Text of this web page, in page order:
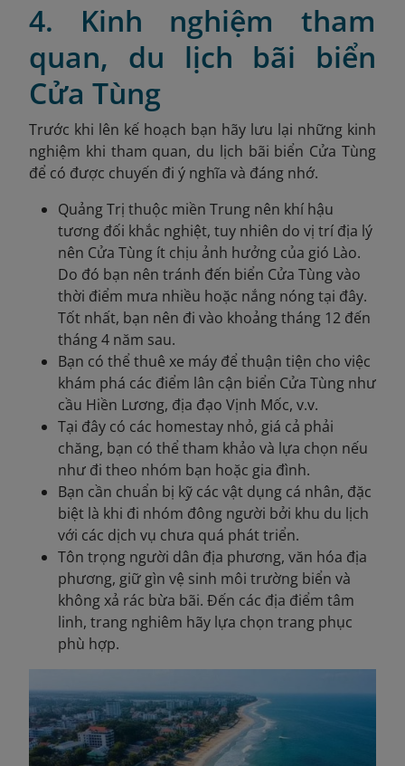
4. Kinh nghiệm tham
quan, du lịch bãi biển
Cửa Tùng
Trước khi lên kế hoạch bạn hãy lưu lại những kinh
nghiệm khi tham quan, du lịch bãi biển Cửa Tùng
để có được chuyến đi ý nghĩa và đáng nhớ.
Quảng Trị thuộc miền Trung nên khí hậu
tương đối khắc nghiệt, tuy nhiên do vị trí địa lý
nên Cửa Tùng ít chịu ảnh hưởng của gió Lào.
Do đó bạn nên tránh đến biển Cửa Tùng vào
thời điểm mưa nhiều hoặc nắng nóng tại đây.
Tốt nhất, bạn nên đi vào khoảng tháng 12 đến
tháng 4 năm sau.
Bạn có thể thuê xe máy để thuận tiện cho việc
khám phá các điểm lân cận biển Cửa Tùng như
cầu Hiền Lương, địa đạo Vịnh Mốc, v.v.
Tại đây có các homestay nhỏ, giá cả phải
chăng, bạn có thể tham khảo và lựa chọn nếu
như đi theo nhóm bạn hoặc gia đình.
Bạn cần chuẩn bị kỹ các vật dụng cá nhân, đặc
biệt là khi đi nhóm đông người bởi khu du lịch
với các dịch vụ chưa quá phát triển.
Tôn trọng người dân địa phương, văn hóa địa
phương, giữ gìn vệ sinh môi trường biển và
không xả rác bừa bãi. Đến các địa điểm tâm
linh, trang nghiêm hãy lựa chọn trang phục
phù hợp.